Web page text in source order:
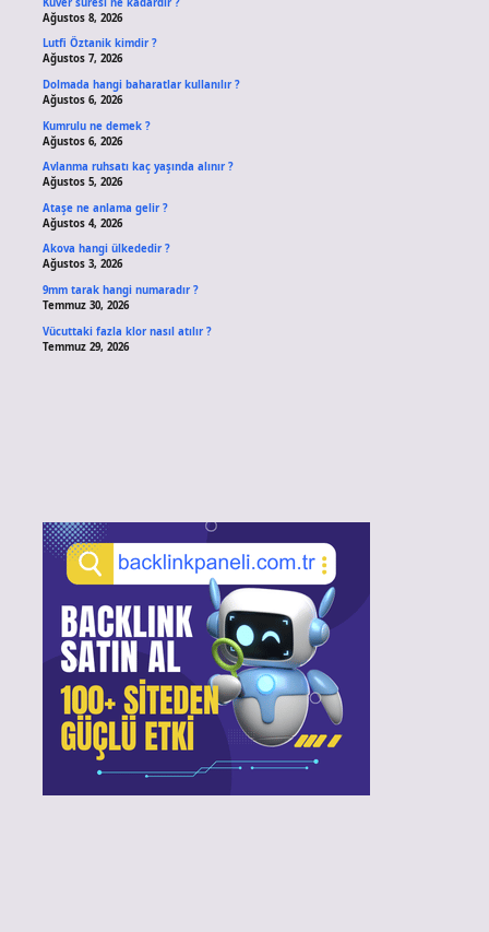
Ağustos 8, 2026
Lutfi Öztanik kimdir ?
Ağustos 7, 2026
Dolmada hangi baharatlar kullanılır ?
Ağustos 6, 2026
Kumrulu ne demek ?
Ağustos 6, 2026
Avlanma ruhsatı kaç yaşında alınır ?
Ağustos 5, 2026
Ataşe ne anlama gelir ?
Ağustos 4, 2026
Akova hangi ülkededir ?
Ağustos 3, 2026
9mm tarak hangi numaradır ?
Temmuz 30, 2026
Vücuttaki fazla klor nasıl atılır ?
Temmuz 29, 2026